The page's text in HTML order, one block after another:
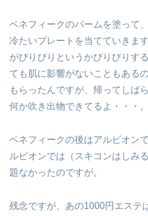
ベネフィークのバームを塗って
冷たいプレートを当てていきま
がぴりぴりというかびりびりす
ても肌に影響がないこともある
もらったんですが、帰ってしば
何か吹き出物できてるよ・・・。
ベネフィークの後はアルビオン
ルビオンでは（スキコンはしみ
題なかったのですが。
残念ですが、あの1000円エステ